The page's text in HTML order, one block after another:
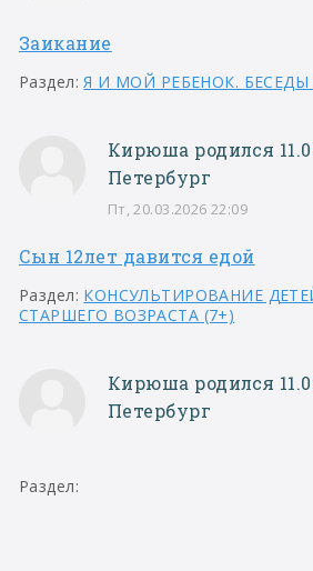
Заикание
Раздел:Я И МОЙ РЕБЕНОК.
Кирюша родился
Петербург
Пт, 20.03.2026 22:09
Сын 12лет давится едой
Раздел: КОНСУЛЬТИРОВАНИЕ
СТАРШЕГО ВОЗРАСТА (7+)
Кирюша родился
Петербург
Раздел: